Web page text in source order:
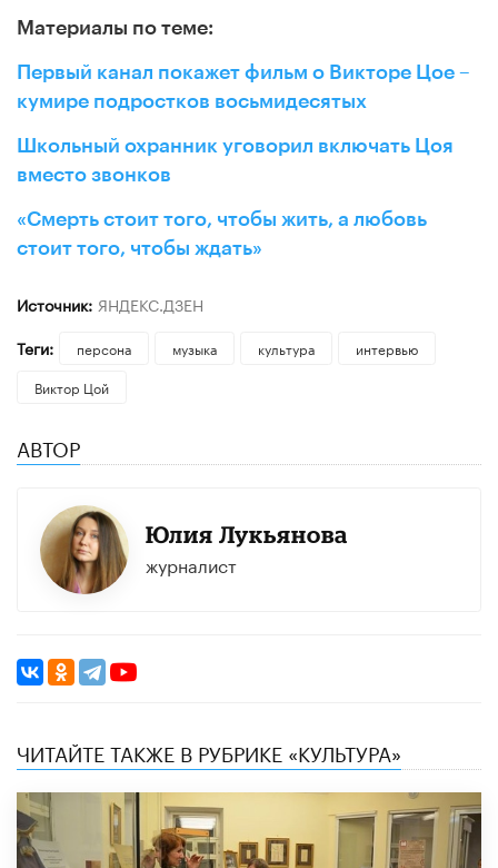
Материалы по теме:
Первый канал покажет фильм о Викторе Цое –
кумире подростков восьмидесятых
Школьный охранник уговорил включать Цоя
вместо звонков
«Смерть стоит того, чтобы жить, а любовь
стоит того, чтобы ждать»
Источник: ЯНДЕКС.ДЗЕН
Теги:
персона музыка культура
интервью
Виктор Цой
АВТОР
Юлия Лукьянова
журналист
ЧИТАЙТЕ ТАКЖЕ В РУБРИКЕ «КУЛЬТУРА»